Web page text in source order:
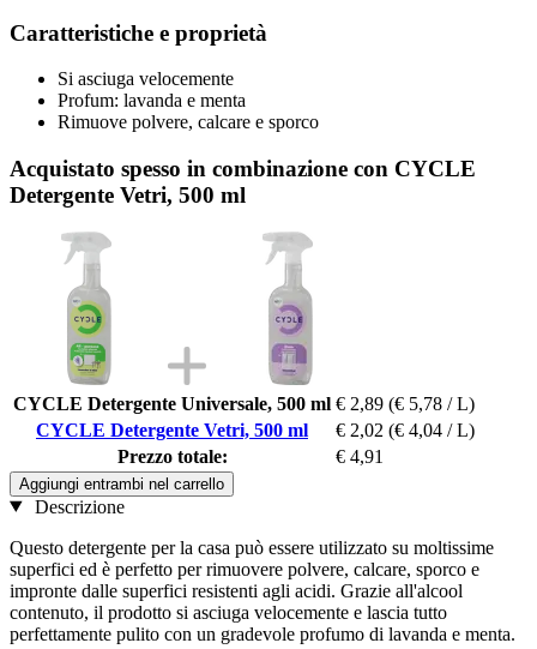
Caratteristiche e proprietà
Si asciuga velocemente
Profum: lavanda e menta
Rimuove polvere, calcare e sporco
Acquistato spesso in combinazione con CYCLE
Detergente Vetri, 500 ml
CYCLE Detergente Universale, 500 ml € 2,89 (€ 5,78 / L)
CYCLE Detergente Vetri, 500 ml
€ 2,02 (€ 4,04 / L)
Prezzo totale:
€ 4,91
Aggiungi entrambi nel carrello
Descrizione
Questo detergente per la casa può essere utilizzato su moltissime
superfici ed è perfetto per rimuovere polvere, calcare, sporco e
impronte dalle superfici resistenti agli acidi. Grazie all'alcool
contenuto, il prodotto si asciuga velocemente e lascia tutto
perfettamente pulito con un gradevole profumo di lavanda e menta.